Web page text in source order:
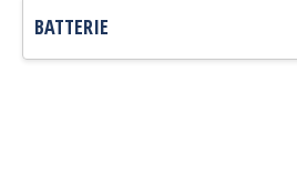
BATTERIE